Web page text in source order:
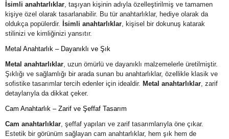
İsimli anahtarlıklar, taşıyan kişinin adıyla özelleştirilmiş ve tamamen
kişiye özel olarak tasarlanabilir. Bu tür anahtarlıklar, hediye olarak da
oldukça popülerdir. İsimli anahtarlıklar, kişisel bir dokunuş katarak
stilinizi ve kimliğinizi yansıtır.
Metal Anahtarlık – Dayanıklı ve Şık
Metal anahtarlıklar, uzun ömürlü ve dayanıklı malzemelerle üretilmiştir.
Şıklığı ve sağlamlığı bir arada sunan bu anahtarlıklar, özellikle klasik ve
sofistike tasarımlar tercih edenler için idealdir. Metal anahtarlıklar, zarif
detaylarıyla da dikkat çeker.
Cam Anahtarlık – Zarif ve Şeffaf Tasarım
Cam anahtarlıklar, şeffaf yapıları ve zarif tasarımlarıyla öne çıkar.
Estetik bir görünüm sağlayan cam anahtarlıklar, hem şık hem de